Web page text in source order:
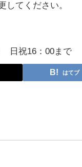
てください。
日祝16：00まで
はてブ